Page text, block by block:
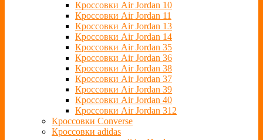
Кроссовки Air Jordan 10
Кроссовки Air Jordan 11
Кроссовки Air Jordan 13
Кроссовки Air Jordan 14
Кроссовки Air Jordan 35
Кроссовки Air Jordan 36
Кроссовки Air Jordan 38
Кроссовки Air Jordan 37
Кроссовки Air Jordan 39
Кроссовки Air Jordan 40
Кроссовки Air Jordan 312
Кроссовки Converse
Кроссовки adidas